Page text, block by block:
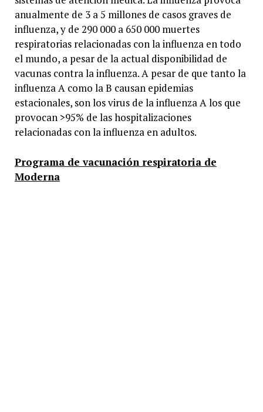
anualmente de 3 a 5 millones de casos graves de
influenza, y de 290 000 a 650 000 muertes
respiratorias relacionadas con la influenza en todo
el mundo, a pesar de la actual disponibilidad de
vacunas contra la influenza. A pesar de que tanto la
influenza A como la B causan epidemias
estacionales, son los virus de la influenza A los que
provocan >95% de las hospitalizaciones
relacionadas con la influenza en adultos.
Programa de vacunación respiratoria de
Moderna